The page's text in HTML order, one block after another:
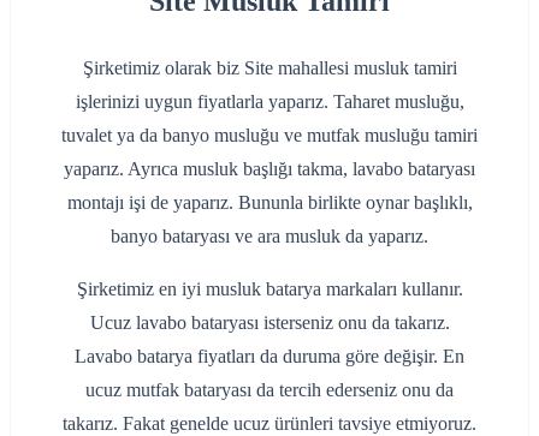
Şirketimiz olarak biz Site mahallesi musluk tamiri
işlerinizi uygun fiyatlarla yaparız. Taharet musluğu,
tuvalet ya da banyo musluğu ve mutfak musluğu tamiri
yaparız. Ayrıca musluk başlığı takma, lavabo bataryası
montajı işi de yaparız. Bununla birlikte oynar başlıklı,
banyo bataryası ve ara musluk da yaparız.
Şirketimiz en iyi musluk batarya markaları kullanır.
Ucuz lavabo bataryası isterseniz onu da takarız.
Lavabo batarya fiyatları da duruma göre değişir. En
ucuz mutfak bataryası da tercih ederseniz onu da
takarız. Fakat genelde ucuz ürünleri tavsiye etmiyoruz.